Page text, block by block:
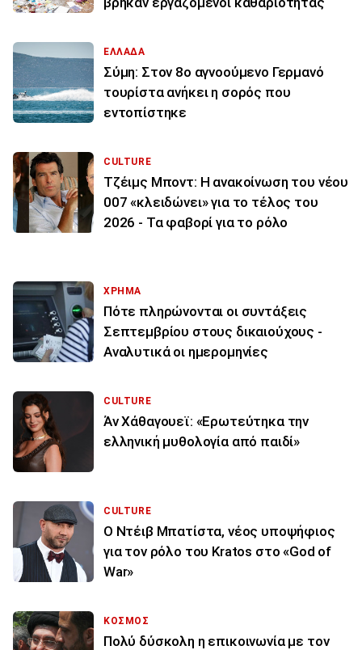
ΕΛΛΑΔΑ
Σύμη: Στον 8ο αγνοούμενο Γερμανό
τουρίστα ανήκει η σορός που
εντοπίστηκε
CULTURE
Τζέιμς Μποντ: Η ανακοίνωση του νέου
007 «κλειδώνει» για το τέλος του
2026 - Τα φαβορί για το ρόλο
ΧΡΗΜΑ
Πότε πληρώνονται οι συντάξεις
Σεπτεμβρίου στους δικαιούχους -
Αναλυτικά οι ημερομηνίες
CULTURE
Άν Χάθαγουεϊ: «Ερωτεύτηκα την
ελληνική μυθολογία από παιδί»
CULTURE
Ο Ντέιβ Μπατίστα, νέος υποψήφιος
για τον ρόλο του Kratos στο «God of
War»
ΚΟΣΜΟΣ
Πολύ δύσκολη η επικοινωνία με τον